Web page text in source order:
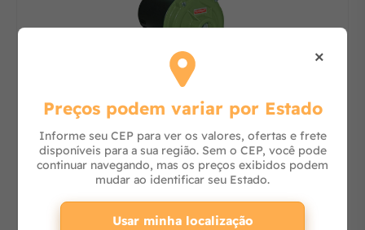
Bomba Centrífuga 1,5 CV Trifásica 110/380V
BC92S 1B REF. 87230124-00 -
Consulte
×
Preços podem variar por Estado
Informe seu CEP para ver os valores, ofertas e frete
disponíveis para a sua região. Sem o CEP, você pode
continuar navegando, mas os preços exibidos podem
mudar ao identificar seu Estado.
Usar minha localização